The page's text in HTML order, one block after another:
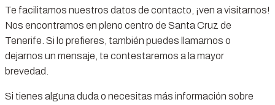
Te facilitamos nuestros datos de contacto, ¡ven a visitarnos!
Nos encontramos en pleno centro de Santa Cruz de
Tenerife. Si lo prefieres, también puedes llamarnos o
dejarnos un mensaje, te contestaremos a la mayor
brevedad.
Si tienes alguna duda o necesitas más información sobre